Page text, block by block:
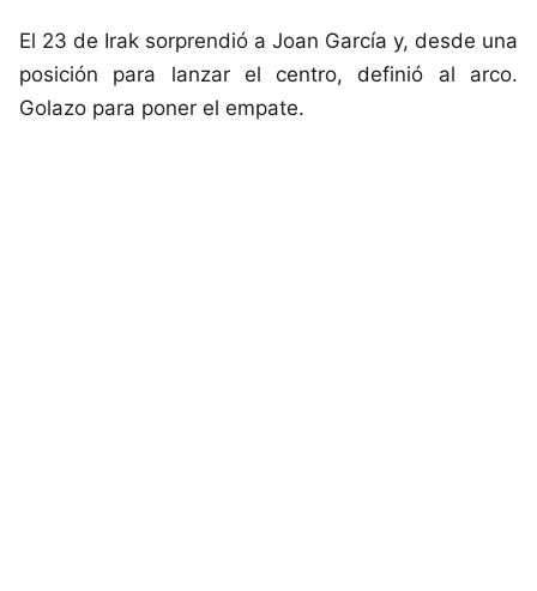
El 23 de Irak sorprendió a Joan García y, desde una
posición para lanzar el centro, definió al arco.
Golazo para poner el empate.